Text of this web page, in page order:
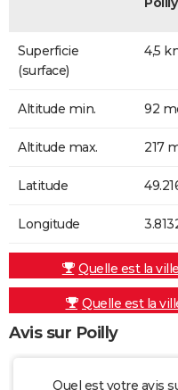
Superficie
(surface)
4,5
Altitude min. 92
Altitude max. 217
Latitude
Longitude
Quelle est la
Quelle est la
Avis sur Poilly
Quel est votre avis